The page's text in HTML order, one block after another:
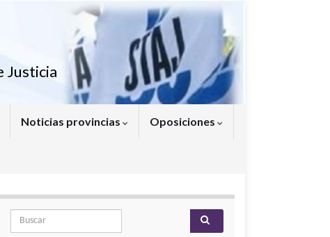
Justicia
Noticias provincias Oposiciones
Search for: